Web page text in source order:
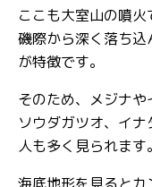
ここも大室山の噴
磯際から深く落ち
が特徴です。
そのため、メジナ
ソウダガツオ、イ
人も多く見られます。